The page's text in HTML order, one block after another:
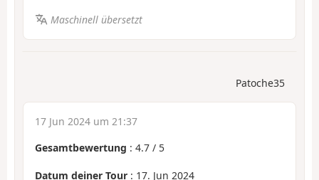
Maschinell übersetzt
Patoche35
17 Jun 2024 um 21:37
Gesamtbewertung : 4.7 / 5
Datum deiner Tour : 17. Jun 2024